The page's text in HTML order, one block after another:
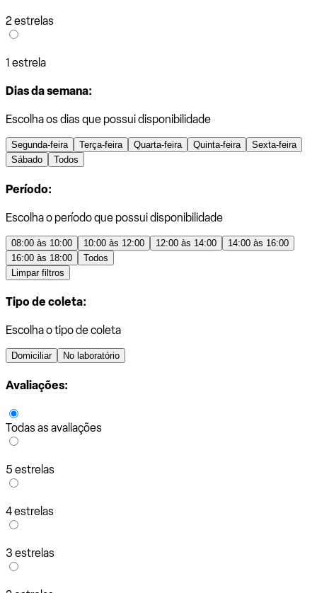
2 estrelas
1 estrela
Dias da semana:
Escolha os dias que possui disponibilidade
Segunda-feira Terça-feira Quarta-feira Quinta-feira
Sexta-feira
Sábado
Todos
Período:
Escolha o período que possui disponibilidade
08:00 às 10:00 10:00 às 12:00 12:00 às 14:00
14:00 às 16:00
16:00 às 18:00
Todos
Limpar filtros
Tipo de coleta:
Escolha o tipo de coleta
Domiciliar No laboratório
Avaliações:
Todas as avaliações
5 estrelas
4 estrelas
3 estrelas